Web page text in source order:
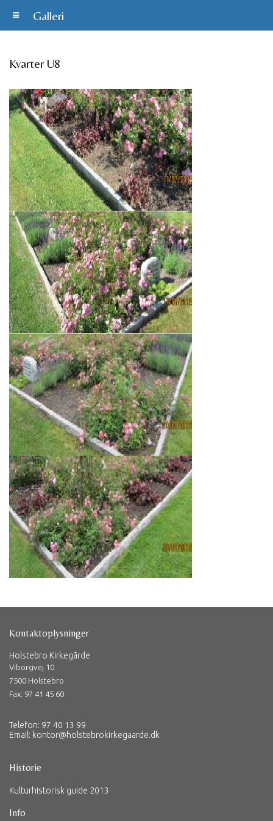
Galleri
Kvarter U8
Kontaktoplysninger
Holstebro Kirkegårde
Viborgvej 10
7500 Holstebro
Fax: 97 41 45 60
Telefon: 97 40 13 99
Email: kontor@holstebrokirkegaarde.dk
Historie
Kulturhistorisk guide 2013
Info